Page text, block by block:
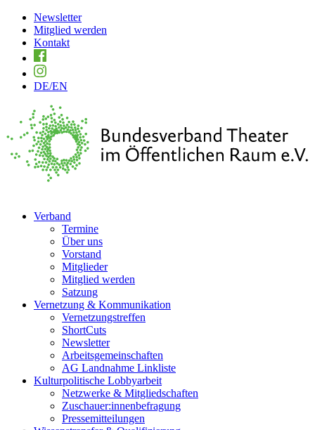
Newsletter
Mitglied werden
Kontakt
DE/EN
Verband
Termine
Über uns
Vorstand
Mitglieder
Mitglied werden
Satzung
Vernetzung & Kommunikation
Vernetzungstreffen
ShortCuts
Newsletter
Arbeitsgemeinschaften
AG Landnahme Linkliste
Kulturpolitische Lobbyarbeit
Netzwerke & Mitgliedschaften
Zuschauer:innenbefragung
Pressemitteilungen